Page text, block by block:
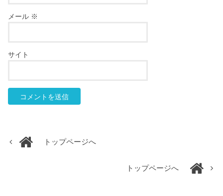
メール ※
サイト
トップページへ
トップページへ